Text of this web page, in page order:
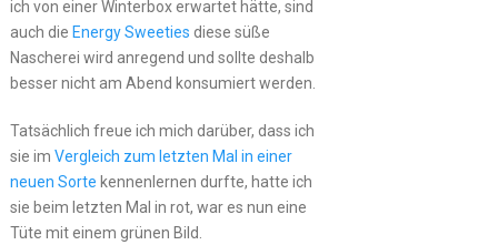
ich von einer Winterbox erwartet hätte, sind
auch die Energy Sweeties diese süße
Nascherei wird anregend und sollte deshalb
besser nicht am Abend konsumiert werden.
Tatsächlich freue ich mich darüber, dass ich
sie im Vergleich zum letzten Mal in einer
neuen Sorte kennenlernen durfte, hatte ich
sie beim letzten Mal in rot, war es nun eine
Tüte mit einem grünen Bild.